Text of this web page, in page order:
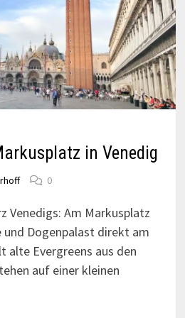
in Venedig
0
Venedigs: Am Markusplatz
und Dogenpalast direkt am
alte Evergreens aus den
auf einer kleinen